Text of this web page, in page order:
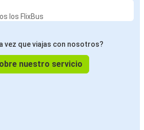
los FlixBus
vez que viajas con nosotros?
nuestro servicio